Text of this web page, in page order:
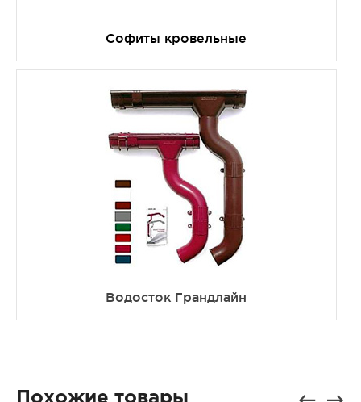
Софиты кровельные
Водосток Грандлайн
Похожие товары